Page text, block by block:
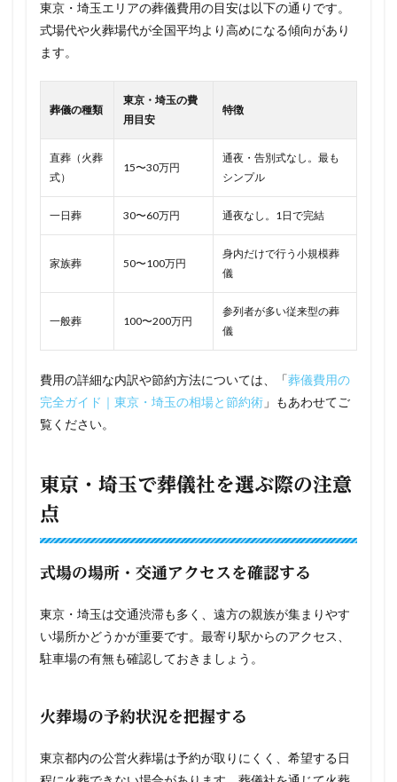
東京・埼玉エリアの葬儀費用の目安は以下の通りです。
式場代や火葬場代が全国平均より高めになる傾向があり
ます。
葬儀の種類
東京・埼玉の費
用目安
特徴
直葬（火葬
式）
15〜30万円
通夜・告別式なし。最も
シンプル
一日葬 30〜60万円 通夜なし。1日で完結
家族葬 50〜100万円
身内だけで行う小規模葬
儀
一般葬 100〜200万円
参列者が多い従来型の葬
儀
費用の詳細な内訳や節約方法については、「葬儀費用の
完全ガイド｜東京・埼玉の相場と節約術 」もあわせてご
覧ください。
東京・埼玉で葬儀社を選ぶ際の注意
点
式場の場所・交通アクセスを確認する
東京・埼玉は交通渋滞も多く、遠方の親族が集まりやす
い場所かどうかが重要です。最寄り駅からのアクセス、
駐車場の有無も確認しておきましょう。
火葬場の予約状況を把握する
東京都内の公営火葬場は予約が取りにくく、希望する日